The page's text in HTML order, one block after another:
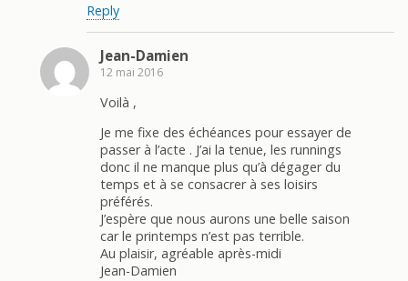
Reply
Jean-Damien
12 mai 2016
Voilà ,
Je me fixe des échéances pour essayer de
passer à l’acte . J’ai la tenue, les runnings
donc il ne manque plus qu’à dégager du
temps et à se consacrer à ses loisirs
préférés.
J’espère que nous aurons une belle saison
car le printemps n’est pas terrible.
Au plaisir, agréable après-midi
Jean-Damien